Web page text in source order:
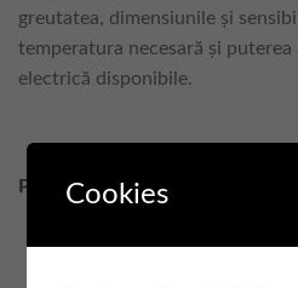
greutatea, dimensiunile și
temperatura necesară și
electrică disponibile.
PRODUSE SIMILARE
Cookies